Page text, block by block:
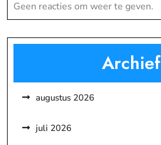
Geen reacties om weer te geven.
Archief
augustus 2026
juli 2026